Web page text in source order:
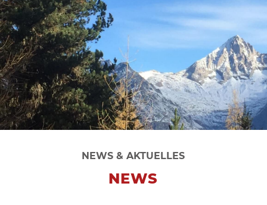
NEWS & AKTUELLES
NEWS